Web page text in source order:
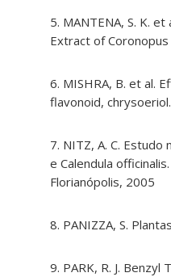
5. MANTENA, S. K.
Extract of Coronopus
6. MISHRA, B. et al.
flavonoid,
7. NITZ, A. C.
e Calendula
Florianópolis, 2005
8. PANIZZA, S.
9. PARK, R. J.